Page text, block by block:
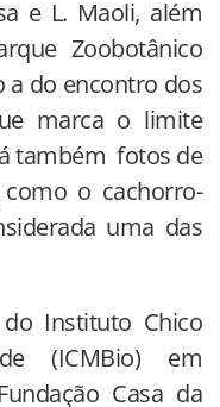
e L. Maoli, além
Zoobotânico
a do encontro dos
marca o limite
também fotos de
o cachorro-
uma das
Instituto Chico
(ICMBio) em
Casa da